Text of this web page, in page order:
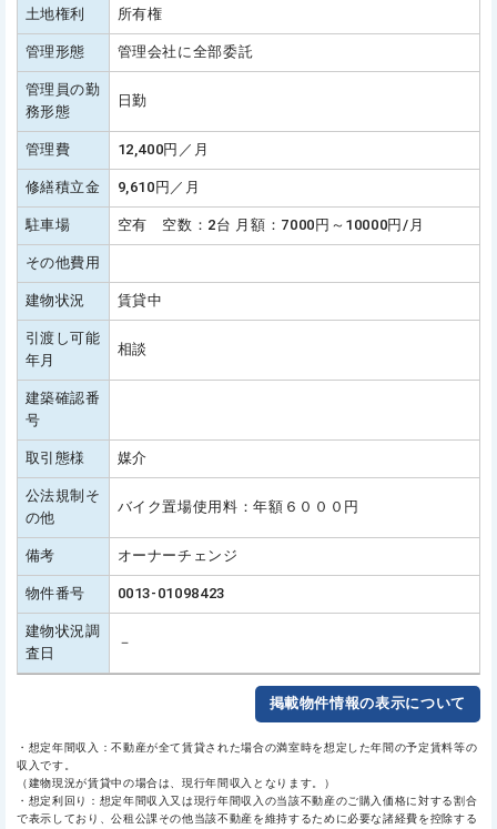
土地権利 所有権
管理形態 管理会社に全部委託
管理員の勤
務形態
日勤
管理費 12,400円／月
修繕積立金 9,610円／月
駐車場 空有 空数：2台 月額：7000円～10000円/月
その他費用
建物状況 賃貸中
引渡し可能
年月
相談
建築確認番
号
取引態様 媒介
公法規制そ
の他
バイク置場使用料：年額６０００円
備考 オーナーチェンジ
物件番号 0013-01098423
建物状況調
査日
－
掲載物件情報の表示について
・想定年間収入：不動産が全て賃貸された場合の満室時を想定した年間の予定賃料等の
収入です。
（建物現況が賃貸中の場合は、現行年間収入となります。）
・想定利回り：想定年間収入又は現行年間収入の当該不動産のご購入価格に対する割合
で表示しており、公租公課その他当該不動産を維持するために必要な諸経費を控除する